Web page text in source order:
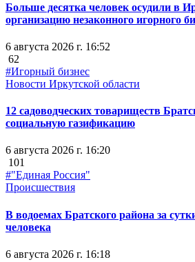
Больше десятка человек осудили в
организацию незаконного игорного
6 августа 2026 г. 16:52
62
#Игорный бизнес
Новости Иркутской области
12 садоводческих товариществ
социальную газификацию
6 августа 2026 г. 16:20
101
#"Единая Россия"
Происшествия
В водоемах Братского района за
человека
6 августа 2026 г. 16:18